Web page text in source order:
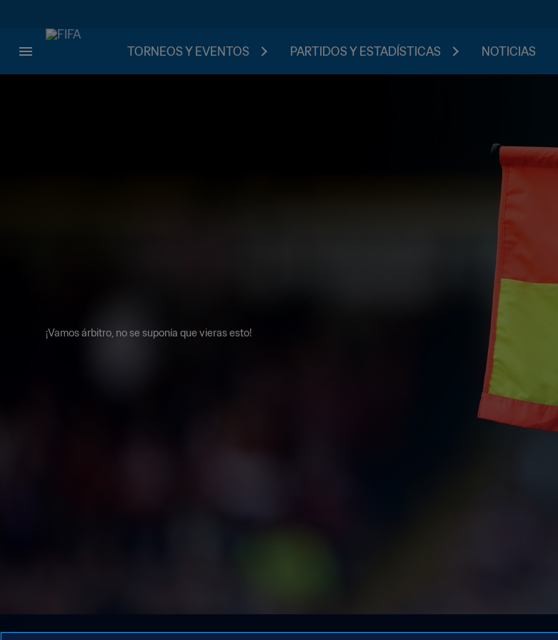
TORNEOS Y EVENTOS PARTIDOS Y ESTADÍSTICAS NOTICIAS
¡Vamos árbitro, no se suponía que vieras esto!